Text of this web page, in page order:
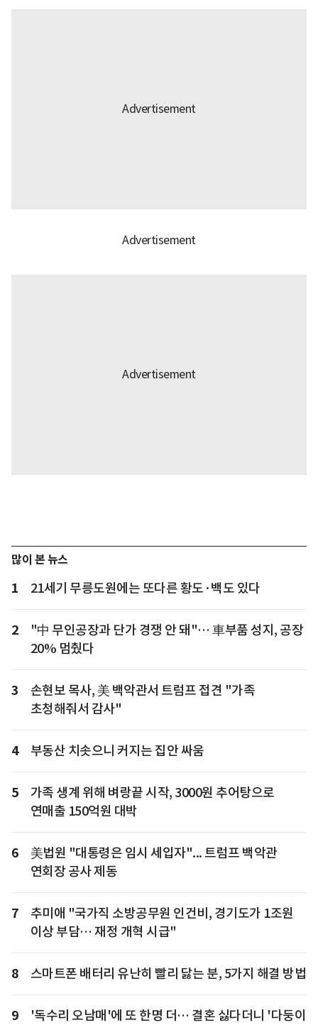
많이 본 뉴스
1 21세기 무릉도원에는 또다른 황도·백도 있다
2
"中 무인공장과 단가 경쟁 안 돼"… 車부품 성지, 공장
20% 멈췄다
3
손현보 목사, 美 백악관서 트럼프 접견 "가족
초청해줘서 감사"
4 부동산 치솟으니 커지는 집안 싸움
5
가족 생계 위해 벼랑끝 시작, 3000원 추어탕으로
연매출 150억원 대박
6
美법원 "대통령은 임시 세입자"... 트럼프 백악관
연회장 공사 제동
7
추미애 "국가직 소방공무원 인건비, 경기도가 1조원
이상 부담… 재정 개혁 시급"
8 스마트폰 배터리 유난히 빨리 닳는 분, 5가지 해결 방법
9
'독수리 오남매'에 또 한명 더… 결혼 싫다더니 '다둥이